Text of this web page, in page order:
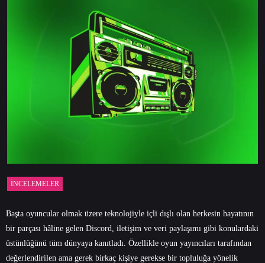
İNCELEMELER
Başta oyuncular olmak üzere teknolojiyle içli dışlı olan herkesin hayatının
bir parçası hâline gelen Discord, iletişim ve veri paylaşımı gibi konulardaki
üstünlüğünü tüm dünyaya kanıtladı. Özellikle oyun yayıncıları tarafından
değerlendirilen ama gerek birkaç kişiye gerekse bir topluluğa yönelik